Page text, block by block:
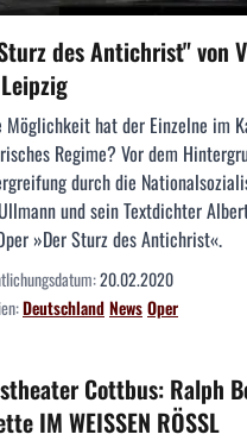
des Antichrist" von
Möglichkeit hat der Einzelne im
Regime? Vor dem
durch die
und sein Textdichter
»Der Sturz des Antichrist«.
20.02.2020
DeutschlandNewsOper
Cottbus: Ralph
IM WEISSEN RÖSSL